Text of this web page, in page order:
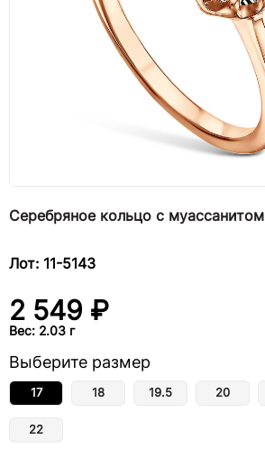
Серебряное кольцо с муассанитом
Лот: 11-5143
2 549 ₽
Вес: 2.03 г
Выберите размер
17 18 19.5 20
22